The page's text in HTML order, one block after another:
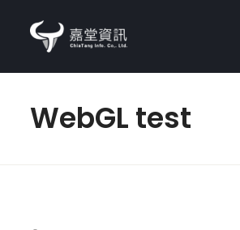
WebGL test